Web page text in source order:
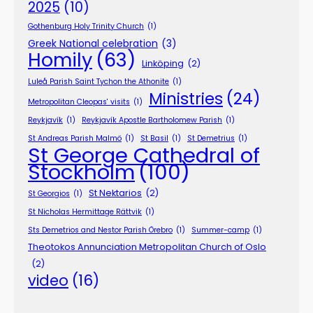
2025 (10)
Gothenburg Holy Trinity Church (1)
Greek National celebration (3)
Homily (63) Linköping (2)
Luleå Parish Saint Tychon the Athonite (1)
Metropolitan Cleopas' visits (1) Ministries (24)
Reykjavík (1) Reykjavík Apostle Bartholomew Parish (1)
St Andreas Parish Malmö (1) St Basil (1) St Demetrius (1)
St George Cathedral of
Stockholm(100)
St Georgios (1) St Nektarios (2)
St Nicholas Hermittage Rättvik (1)
Sts Demetrios and Nestor Parish Örebro (1) Summer-camp (1)
Theotokos Annunciation Metropolitan Church of Oslo
(2)
video (16)